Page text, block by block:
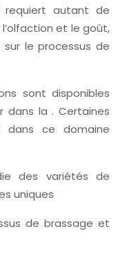
requiert autant de
et le goût,
le processus de
sont disponibles
dans la . Certaines
dans ce domaine
des variétés de
uniques
de brassage et